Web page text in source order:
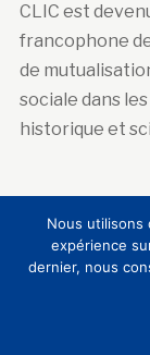
CLIC est
francophone
de
sociale dans
historique et
Abonnez-
Courriel :
Nous utilisons
expérience
dernier, nous